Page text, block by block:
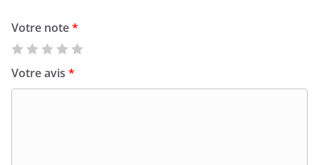
Votre note*
Votre avis *